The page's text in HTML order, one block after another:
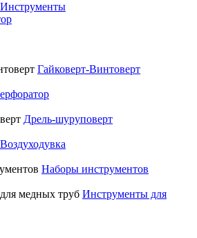
Инструменты
Гайковерт-Винтоверт
Дрель-шуруповерт
Воздуходувка
Наборы инструментов
Инструменты для